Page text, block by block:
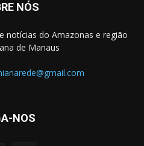
NÓS
notícias do Amazonas e região
de Manaus
NOS